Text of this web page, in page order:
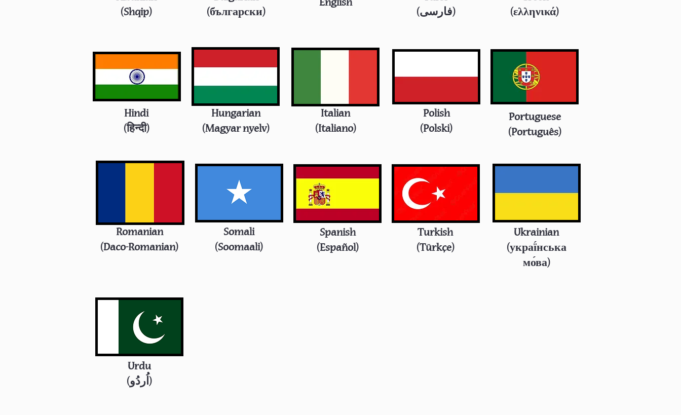
(Shqip)
(български)
English
(فارسی)
(ελληνικά)
Hindi
(हिन्दी)
Hungarian
(Magyar nyelv)
Italian
(Italiano)
Polish
(Polski)
Portuguese
(Português)
Romanian
(Daco-Romanian)
Somali
(Soomaali)
Turkish
(Türkçe)
Ukrainian
(украї́нська
мо́ва)
Spanish
(Español)
Urdu
(اُردُو)